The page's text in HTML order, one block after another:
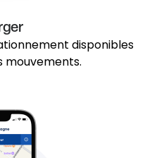
disponibles
mouvements.